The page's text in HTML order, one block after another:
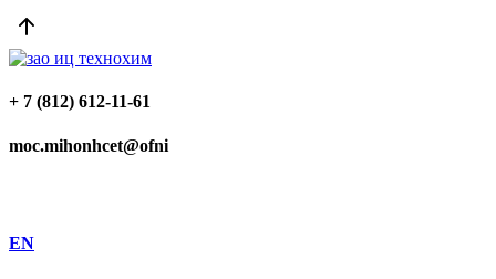
+ 7 (812) 612-11-61
moc.mihonhcet@ofni
EN